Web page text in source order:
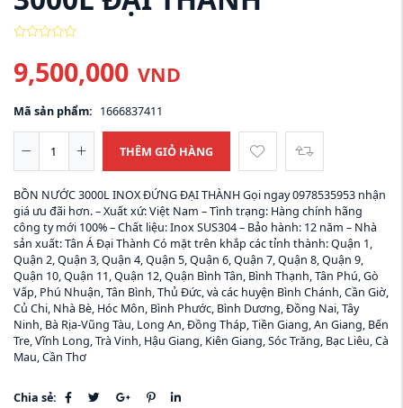
9,500,000 VND
Mã sản phẩm: 1666837411
THÊM GIỎ HÀNG
BỒN NƯỚC 3000L INOX ĐỨNG ĐẠI THÀNH Gọi ngay 0978535953 nhận
giá ưu đãi hơn. – Xuất xứ: Việt Nam – Tình trạng: Hàng chính hãng
công ty mới 100% – Chất liệu: Inox SUS304 – Bảo hành: 12 năm – Nhà
sản xuất: Tân Á Đại Thành Có mặt trên khắp các tỉnh thành: Quận 1,
Quận 2, Quận 3, Quận 4, Quận 5, Quận 6, Quận 7, Quận 8, Quận 9,
Quận 10, Quận 11, Quận 12, Quận Bình Tân, Bình Thạnh, Tân Phú, Gò
Vấp, Phú Nhuận, Tân Bình, Thủ Đức, và các huyện Bình Chánh, Cần Giờ,
Củ Chi, Nhà Bè, Hóc Môn, Bình Phước, Bình Dương, Đồng Nai, Tây
Ninh, Bà Rịa-Vũng Tàu, Long An, Đồng Tháp, Tiền Giang, An Giang, Bến
Tre, Vĩnh Long, Trà Vinh, Hậu Giang, Kiên Giang, Sóc Trăng, Bạc Liêu, Cà
Mau, Cần Thơ
Chia sẻ: